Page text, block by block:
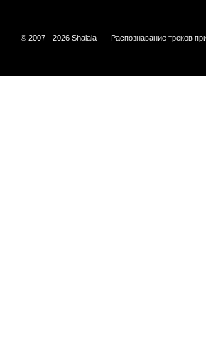
© 2007 - 2026 Shalala Распознавание треков